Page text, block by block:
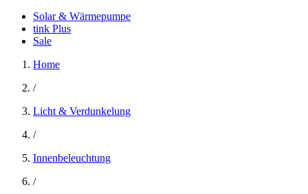
Solar & Wärmepumpe
tink Plus
Sale
Home
/
Licht & Verdunkelung
/
Innenbeleuchtung
/